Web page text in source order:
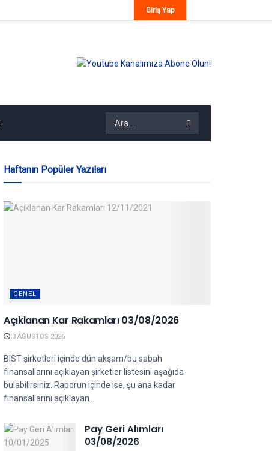
Giriş Yap
Haftanın Popüler Yazıları
GENEL
Açıklanan Kar Rakamları 03/08/2026
3 AĞUSTOS 2026
BIST şirketleri içinde dün akşam/bu sabah
finansallarını açıklayan şirketler listesini aşağıda
bulabilirsiniz. Raporun içinde ise, şu ana kadar
finansallarını açıklayan...
Pay Geri Alımları
03/08/2026